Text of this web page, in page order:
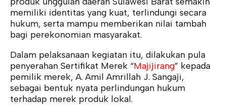
memiliki identitas yang kuat, terlindungi secara
hukum, serta mampu memberikan nilai tambah
bagi perekonomian masyarakat.
Dalam pelaksanaan kegiatan itu, dilakukan pula
penyerahan Sertifikat Merek “Majijirang” kepada
pemilik merek, A. Amil Amrillah J. Sangaji,
sebagai bentuk nyata perlindungan hukum
terhadap merek produk lokal.